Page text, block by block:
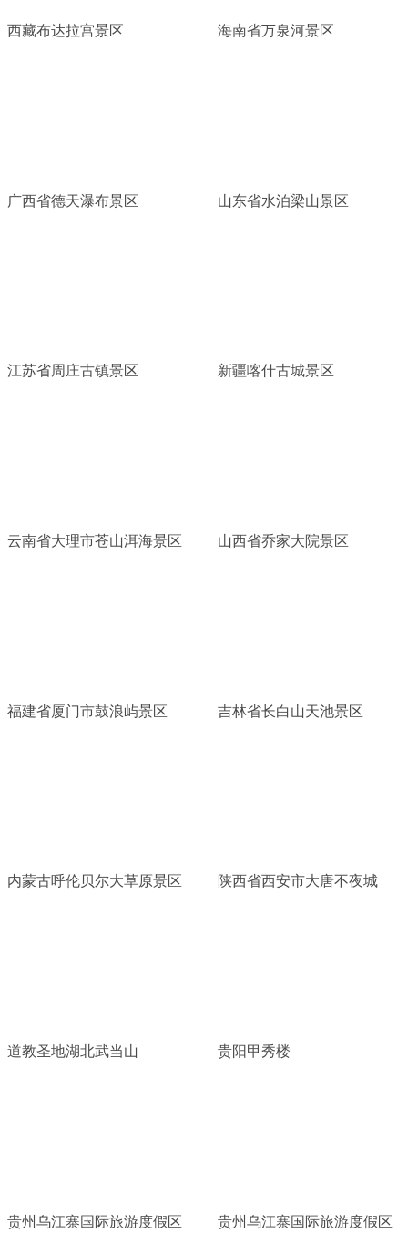
西藏布达拉宫景区 海南省万泉河景区
广西省德天瀑布景区 山东省水泊梁山景区
江苏省周庄古镇景区 新疆喀什古城景区
云南省大理市苍山洱海景区 山西省乔家大院景区
福建省厦门市鼓浪屿景区 吉林省长白山天池景区
内蒙古呼伦贝尔大草原景区 陕西省西安市大唐不夜城
道教圣地湖北武当山 贵阳甲秀楼
贵州乌江寨国际旅游度假区 贵州乌江寨国际旅游度假区